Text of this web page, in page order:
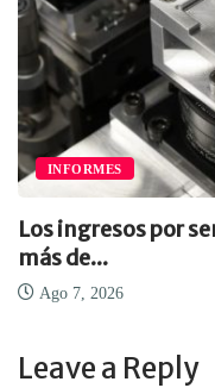
INFORMES
Los ingresos por
más de...
Ago 7, 2026
Leave a Reply